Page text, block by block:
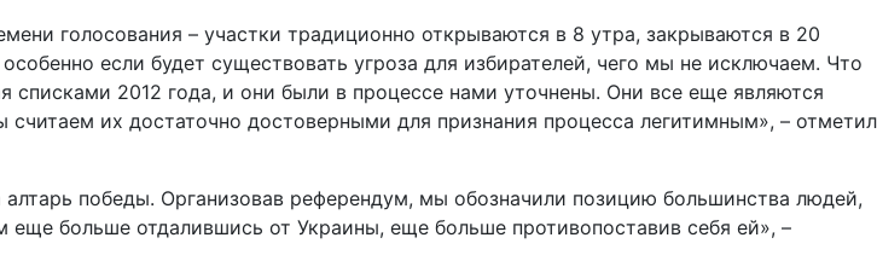
голосования – участки традиционно открываются в 8 утра, закрываются в 20
если будет существовать угроза для избирателей, чего мы не исключаем. Что
2012 года, и они были в процессе нами уточнены. Они все еще являются
их достаточно достоверными для признания процесса легитимным», – отметил
победы. Организовав референдум, мы обозначили позицию большинства людей,
больше отдалившись от Украины, еще больше противопоставив себя ей», –